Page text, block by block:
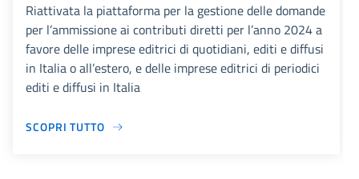
Riattivata la piattaforma per la gestione delle domande
per l’ammissione ai contributi diretti per l’anno 2024 a
favore delle imprese editrici di quotidiani, editi e diffusi
in Italia o all’estero, e delle imprese editrici di periodici
editi e diffusi in Italia
SCOPRI TUTTO